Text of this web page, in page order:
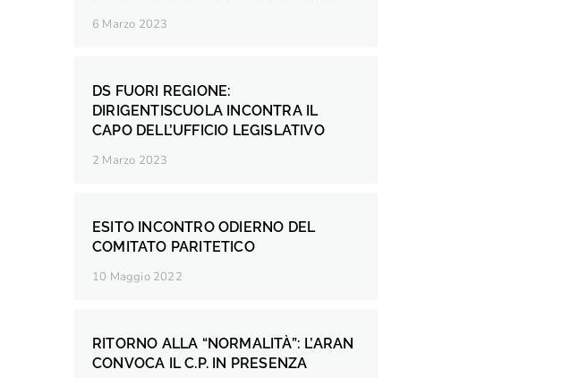
6 Marzo 2023
DS FUORI REGIONE:
DIRIGENTISCUOLA INCONTRA IL
CAPO DELL’UFFICIO LEGISLATIVO
2 Marzo 2023
ESITO INCONTRO ODIERNO DEL
COMITATO PARITETICO
10 Maggio 2022
RITORNO ALLA “NORMALITÀ”: L’ARAN
CONVOCA IL C.P. IN PRESENZA